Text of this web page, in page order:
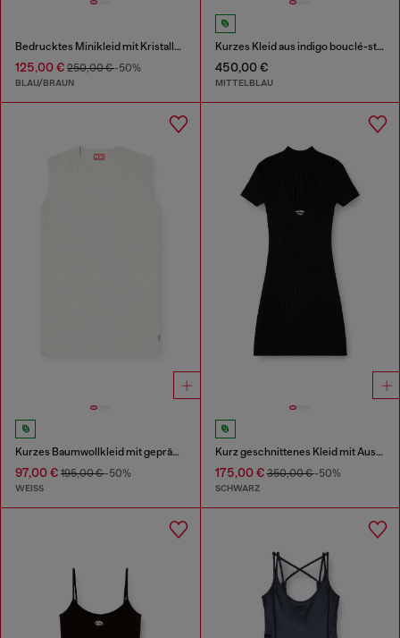
Bedrucktes Minikleid mit Kristalldetails
125,00 € 250,00 €-50%
BLAU/BRAUN
Kurzes Kleid aus indigo bouclé-strick
450,00 €
MITTELBLAU
Kurzes Baumwollkleid mit geprägter Kette
97,00 € 195,00 €-50%
WEISS
Kurz geschnittenes Kleid mit Ausschnitt aus gerippter Wollstrickware
175,00 €350,00 €-50%
SCHWARZ